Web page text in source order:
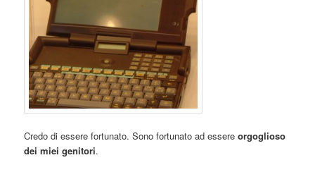
Credo di essere fortunato. Sono fortunato ad essereorgoglioso
dei miei genitori.